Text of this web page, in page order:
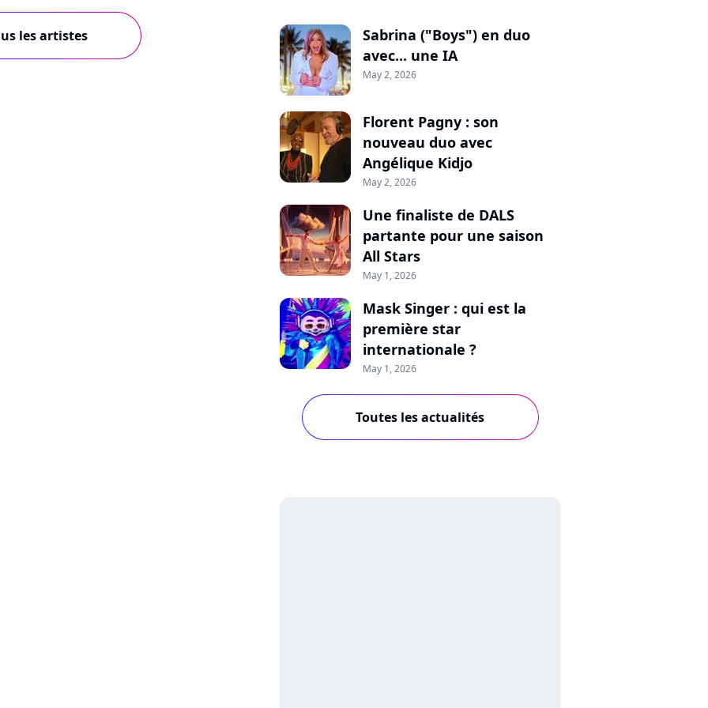
les artistes
Sabrina ("Boys") en duo
avec... une IA
May 2, 2026
Florent Pagny : son
nouveau duo avec
Angélique Kidjo
May 2, 2026
Une finaliste de DALS
partante pour une saison
All Stars
May 1, 2026
Mask Singer : qui est la
première star
internationale ?
May 1, 2026
Toutes les actualités